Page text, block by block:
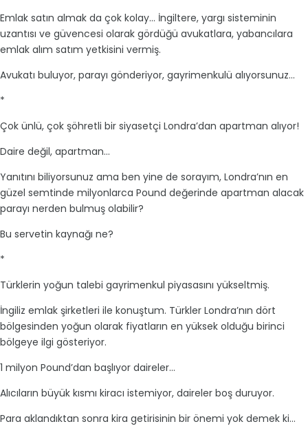
Emlak satın almak da çok kolay... İngiltere, yargı sisteminin
uzantısı ve güvencesi olarak gördüğü avukatlara, yabancılara
emlak alım satım yetkisini vermiş.
Avukatı buluyor, parayı gönderiyor, gayrimenkulü alıyorsunuz...
*
Çok ünlü, çok şöhretli bir siyasetçi Londra’dan apartman alıyor!
Daire değil, apartman…
Yanıtını biliyorsunuz ama ben yine de sorayım, Londra’nın en
güzel semtinde milyonlarca Pound değerinde apartman alacak
parayı nerden bulmuş olabilir?
Bu servetin kaynağı ne?
*
Türklerin yoğun talebi gayrimenkul piyasasını yükseltmiş.
İngiliz emlak şirketleri ile konuştum. Türkler Londra’nın dört
bölgesinden yoğun olarak fiyatların en yüksek olduğu birinci
bölgeye ilgi gösteriyor.
1 milyon Pound’dan başlıyor daireler...
Alıcıların büyük kısmı kiracı istemiyor, daireler boş duruyor.
Para aklandıktan sonra kira getirisinin bir önemi yok demek ki...